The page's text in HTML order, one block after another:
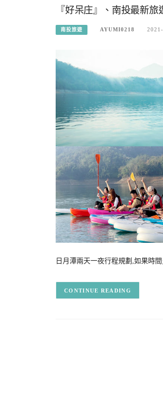
『好呆庄』、南投最新旅
南投旅遊 AYUMI0218
日月潭兩天一夜行程規劃,如果時
CONTINUE READING